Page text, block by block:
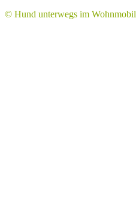
© Hund unterwegs im Wohnmobil